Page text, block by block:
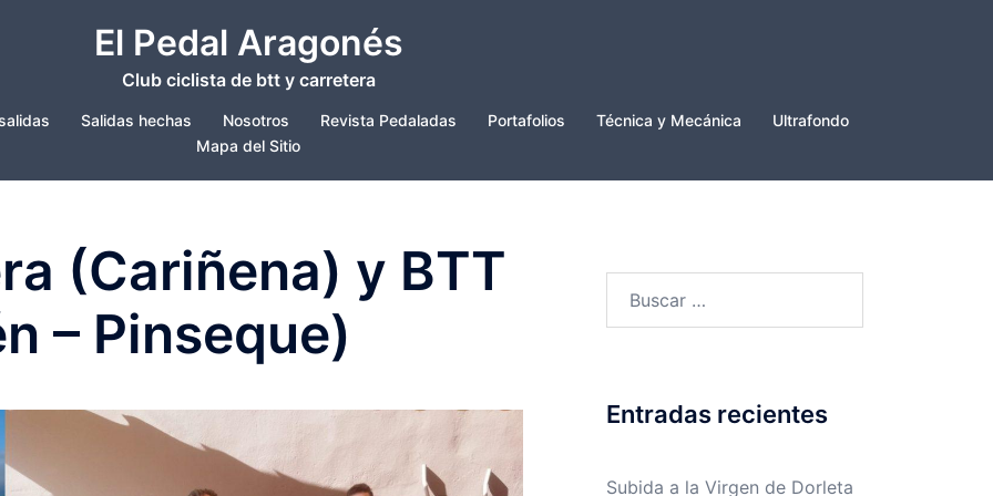
El Pedal Aragonés
Club ciclista de btt y carretera
Salidas hechas Nosotros Revista Pedaladas Portafolios Técnica y Mecánica
Ultrafondo
Mapa del Sitio
(Cariñena) y BTT
– Pinseque)
Entradas recientes
Subida a la Virgen de Dorleta